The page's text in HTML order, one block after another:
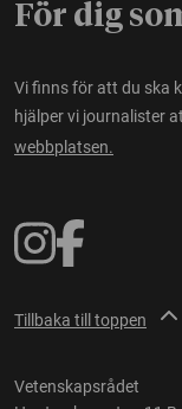
För dig
Vi finns för att du ska
hjälper vi journalister
webbplatsen.
Tillbaka till toppen
Vetenskapsrådet